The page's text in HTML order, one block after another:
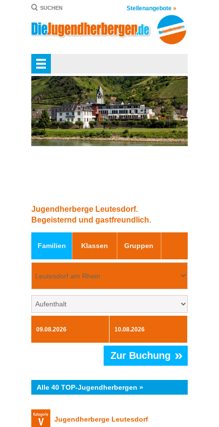
SUCHEN Stellenangebote »
Jugendherberge Leutesdorf.
Begeisternd und gastfreundlich.
Familien Klassen Gruppen
Zur Buchung »
Alle 40 TOP-Jugendherbergen »
Jugendherberge Leutesdorf